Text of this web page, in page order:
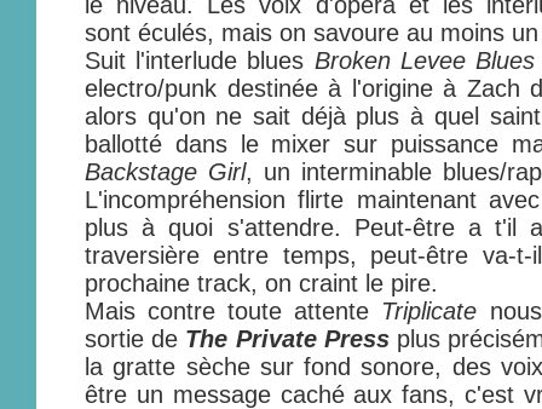
sont éculés, mais on savoure au moins
Suit l'interlude blues Broken Levee Blues
electro/punk destinée à l'origine à Zach
alors qu'on ne sait déjà plus à quel
ballotté dans le mixer sur puissance
Backstage Girl, un interminable blues/
L'incompréhension flirte maintenant
plus à quoi s'attendre. Peut-être a t'il
traversière entre temps, peut-être va-
prochaine track, on craint le pire.
Mais contre toute attente Triplicate
sortie de The Private Pressplus
la gratte sèche sur fond sonore, des
être un message caché aux fans, c'est